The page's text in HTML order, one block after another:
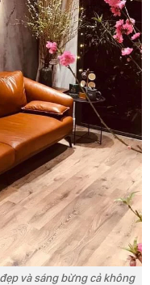
và sáng bừng cả không